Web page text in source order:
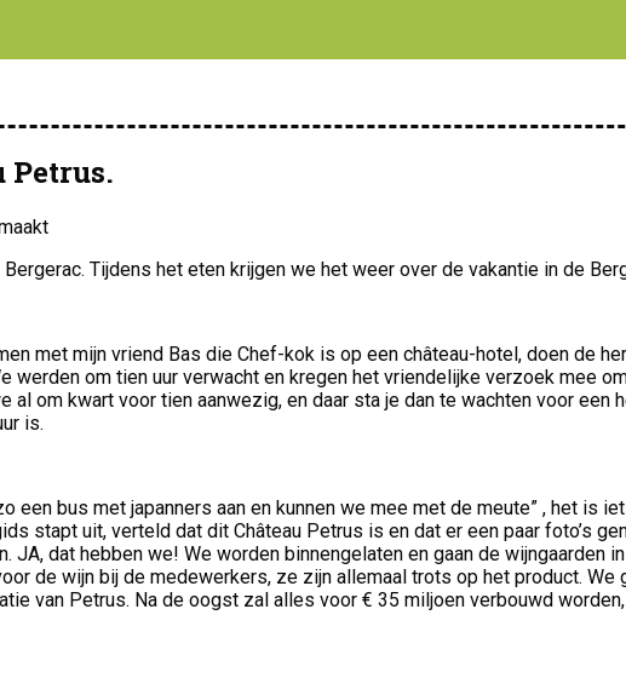
Petrus.
Tijdens het eten krijgen we het weer over de vakantie in de
met mijn vriend Bas die Chef-kok is op een château-hotel, doen de
werden om tien uur verwacht en kregen het vriendelijke verzoek mee
om kwart voor tien aanwezig, en daar sta je dan te wachten voor een
is.
bus met japanners aan en kunnen we mee met de meute” , het is
stapt uit, verteld dat dit Château Petrus is en dat er een paar foto’s
dat hebben we! We worden binnengelaten en gaan de wijngaarden
de wijn bij de medewerkers, ze zijn allemaal trots op het product. We
van Petrus. Na de oogst zal alles voor € 35 miljoen verbouwd